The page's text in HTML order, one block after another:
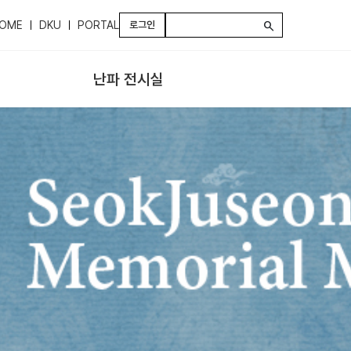
DKU PORTAL 로그인 search
난파 전시실